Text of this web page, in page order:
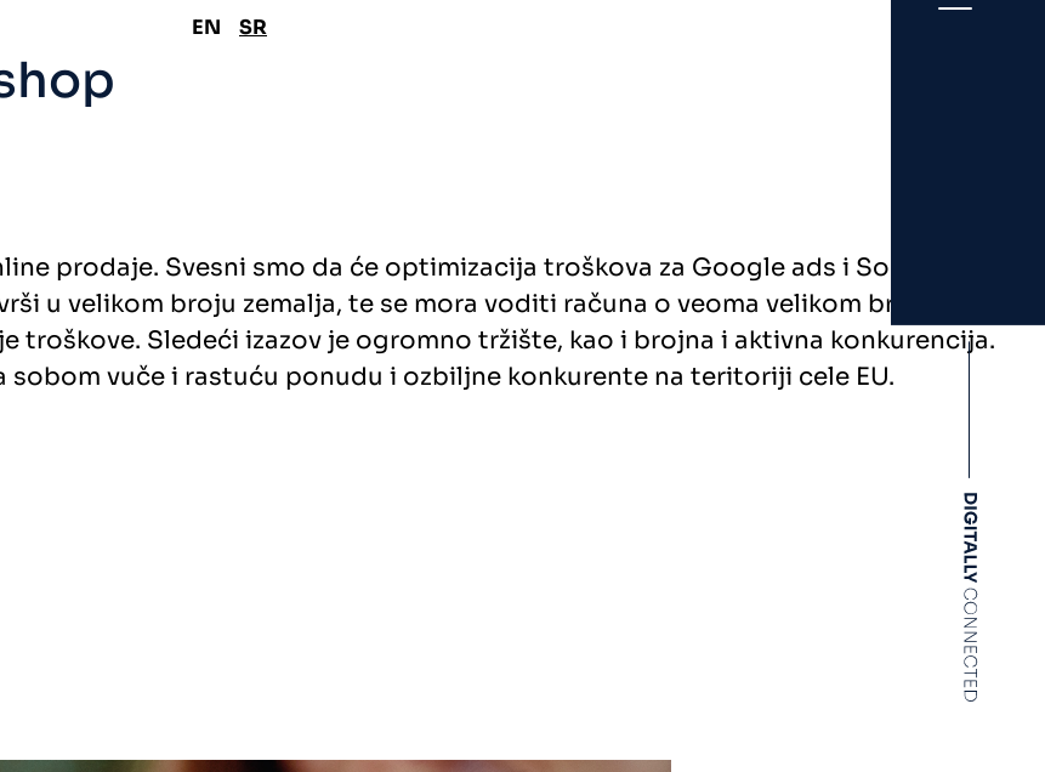
EN SR
prodaje. Svesni smo da će optimizacija troškova za Google ads i Social medija
u velikom broju zemalja, te se mora voditi računa o veoma velikom broju ključnih
troškove. Sledeći izazov je ogromno tržište, kao i brojna i aktivna konkurencija.
sobom vuče i rastuću ponudu i ozbiljne konkurente na teritoriji cele EU.